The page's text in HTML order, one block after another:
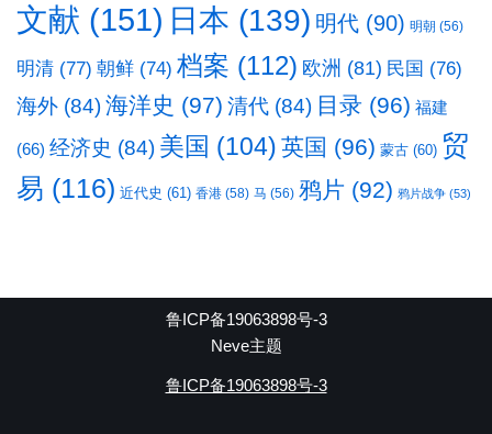
文献 (151) 日本 (139) 明代 (90) 明朝 (56)
明清 (77) 朝鲜 (74) 档案 (112) 欧洲 (81) 民国 (76)
海外 (84)海洋史 (97) 清代 (84) 目录 (96) 福建
(66) 经济史 (84) 美国 (104) 英国 (96) 蒙古 (60) 贸
易 (116) 近代史 (61) 香港 (58) 马 (56) 鸦片 (92) 鸦片战争 (53)
鲁ICP备19063898号-3
Neve主题
鲁ICP备19063898号-3